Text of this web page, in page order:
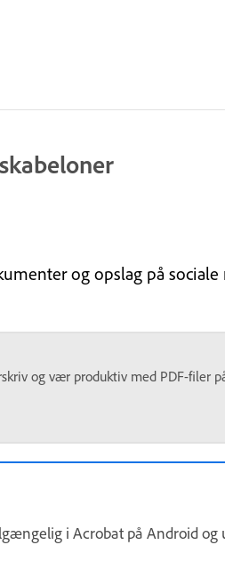
og opslag på
og vær produktiv med PDF-filer
i Acrobat på Android og